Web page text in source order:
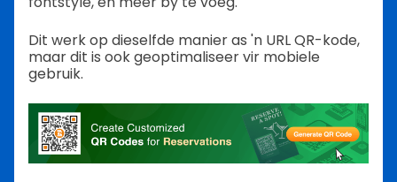
Dit werk op dieselfde manier as 'n URL QR-kode,
maar dit is ook geoptimaliseer vir mobiele
gebruik.